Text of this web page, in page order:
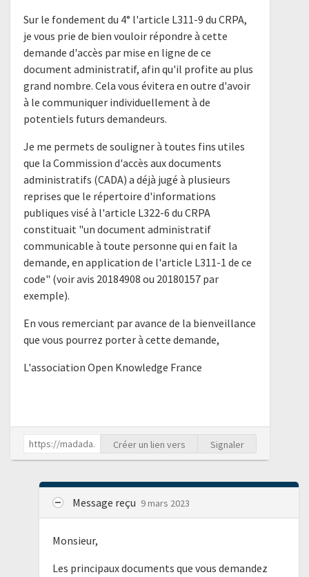
Sur le fondement du 4° l'article L311-9 du CRPA,
je vous prie de bien vouloir répondre à cette
demande d'accès par mise en ligne de ce
document administratif, afin qu'il profite au plus
grand nombre. Cela vous évitera en outre d'avoir
à le communiquer individuellement à de
potentiels futurs demandeurs.
Je me permets de souligner à toutes fins utiles
que la Commission d'accès aux documents
administratifs (CADA) a déjà jugé à plusieurs
reprises que le répertoire d'informations
publiques visé à l'article L322-6 du CRPA
constituait "un document administratif
communicable à toute personne qui en fait la
demande, en application de l'article L311-1 de ce
code" (voir avis 20184908 ou 20180157 par
exemple).
En vous remerciant par avance de la bienveillance
que vous pourrez porter à cette demande,
L'association Open Knowledge France
Créer un lien vers Signaler
Message reçu 9 mars 2023
Monsieur,
Les principaux documents que vous demandez